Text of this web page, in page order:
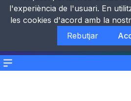
Menu
l'experiència de l'usuari. En
les cookies d'acord amb la
Rebutjar